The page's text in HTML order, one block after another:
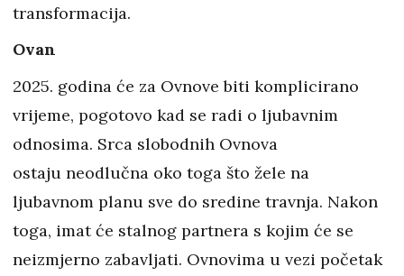
transformacija.
Ovan
2025. godina će za Ovnove biti komplicirano
vrijeme, pogotovo kad se radi o ljubavnim
odnosima. Srca slobodnih Ovnova
ostaju neodlučna oko toga što žele na
ljubavnom planu sve do sredine travnja. Nakon
toga, imat će stalnog partnera s kojim će se
neizmjerno zabavljati. Ovnovima u vezi početak